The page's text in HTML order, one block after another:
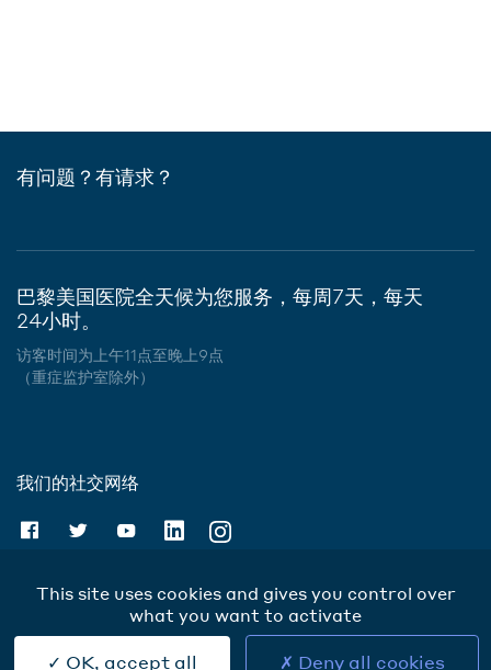
有问题？有请求？
巴黎美国医院全天候为您服务，每周7天，每天
24小时。
访客时间为上午11点至晚上9点
（重症监护室除外）
我们的社交网络
Cookies
This site uses cookies and gives you control over
what you want to activate
OK, accept all Deny all cookies